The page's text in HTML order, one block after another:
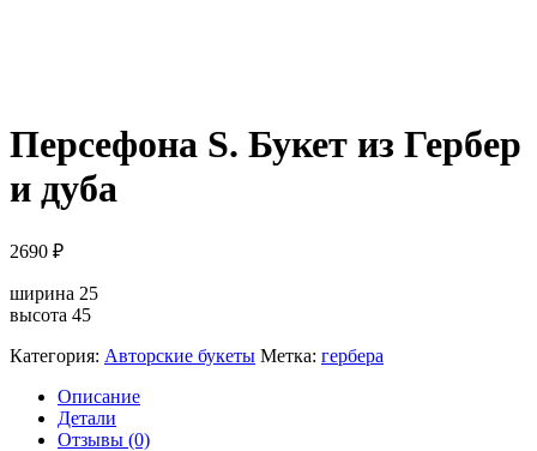
Персефона S. Букет из Гербер
и дуба
2690 ₽
ширина 25
высота 45
Категория: Авторские букеты Метка: гербера
Описание
Детали
Отзывы (0)